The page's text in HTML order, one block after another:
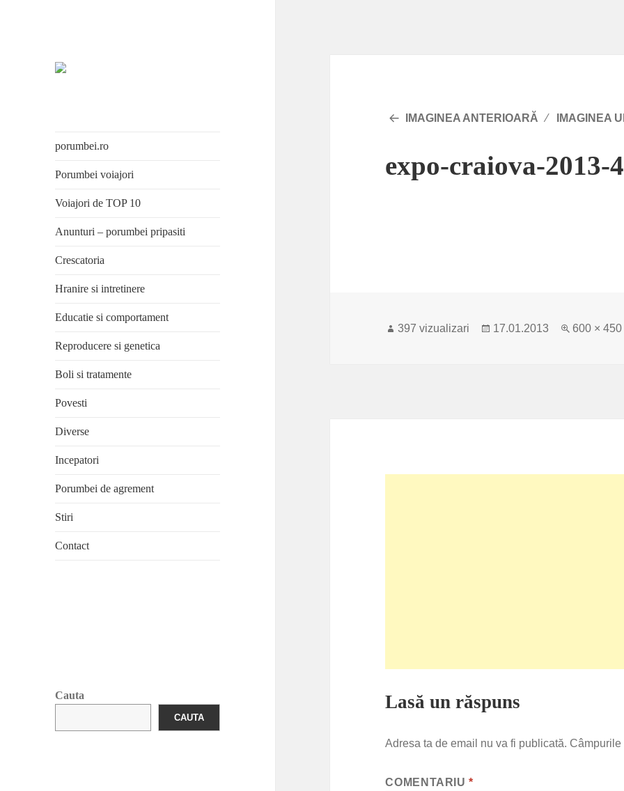
porumbei.ro
Porumbei voiajori
Voiajori de TOP 10
Anunturi – porumbei pripasiti
Crescatoria
Hranire si intretinere
Educatie si comportament
Reproducere si genetica
Boli si tratamente
Povesti
Diverse
Incepatori
Porumbei de agrement
Stiri
Contact
Cauta
CAUTA
IMAGINEA ANTERIOARĂ IMAGINEA
expo-craiova-2013-
397 vizualizari
Publicat
17.01.2013 600 × 450
Lasă un răspuns
Adresa ta de email nu va fi publicată.
COMENTARIU*